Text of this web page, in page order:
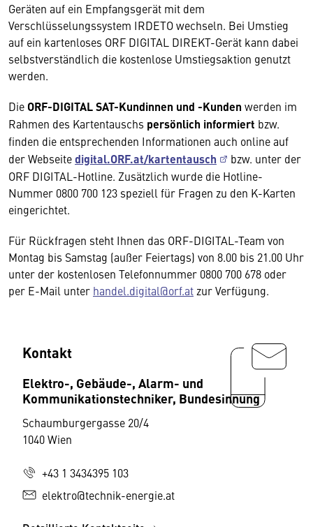
Geräten auf ein Empfangsgerät mit dem
Verschlüsselungssystem IRDETO wechseln. Bei Umstieg
auf ein kartenloses ORF DIGITAL DIREKT-Gerät kann dabei
selbstverständlich die kostenlose Umstiegsaktion genutzt
werden.
Die ORF-DIGITAL SAT-Kundinnen und -Kunden werden im
Rahmen des Kartentauschs persönlich informiert bzw.
finden die entsprechenden Informationen auch online auf
der Webseitedigital.ORF.at/kartentausch
bzw. unter der
ORF DIGITAL-Hotline. Zusätzlich wurde die Hotline-
Nummer 0800 700 123 speziell für Fragen zu den K-Karten
eingerichtet.
Für Rückfragen steht Ihnen das ORF-DIGITAL-Team von
Montag bis Samstag (außer Feiertags) von 8.00 bis 21.00 Uhr
unter der kostenlosen Telefonnummer 0800 700 678 oder
per E-Mail unter handel.digital@orf.at zur Verfügung.
Kontakt
Elektro-, Gebäude-, Alarm- und
Kommunikationstechniker, Bundesinnung
Schaumburgergasse 20/4
1040 Wien
+43 1 3434395 103
elektro@technik-energie.at